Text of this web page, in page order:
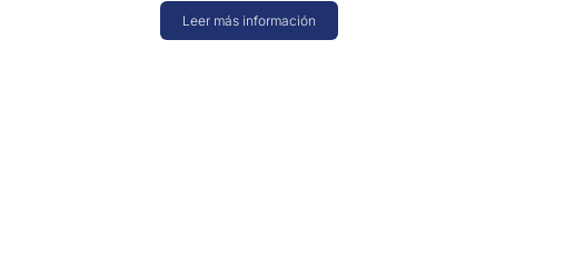
Leer más información